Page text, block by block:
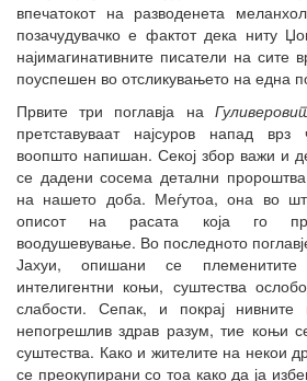
впечатокот на разводенета
позачудувачко е фактот дека ниту
најимагинативните писатели на
поуспешен во отсликувањето на една
Првите три поглавја на
претставуваат најсуров напад врз
воопшто напишан. Секој збор важи и
се дадени сосема детални
на нашето доба. Меѓутоа, она во
описот на расата која го
воодушевување. Во последното
Јахуи, опишани се
интелигентни коњи, суштества
слабости. Сепак, и покрај нивните
непогрешлив здрав разум, тие коњи
суштества. Како и жителите на некои
се преокупирани со тоа како да ја